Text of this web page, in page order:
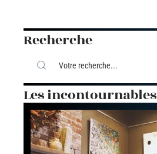
Recherche
Les incontournables